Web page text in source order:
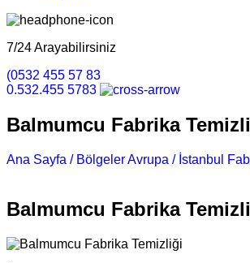
7/24 Arayabilirsiniz
(0532 455 57 83
0.532.455 5783
Balmumcu Fabrika
Ana Sayfa / Bölgeler Avrupa / İstanbul
Balmumcu Fabrika